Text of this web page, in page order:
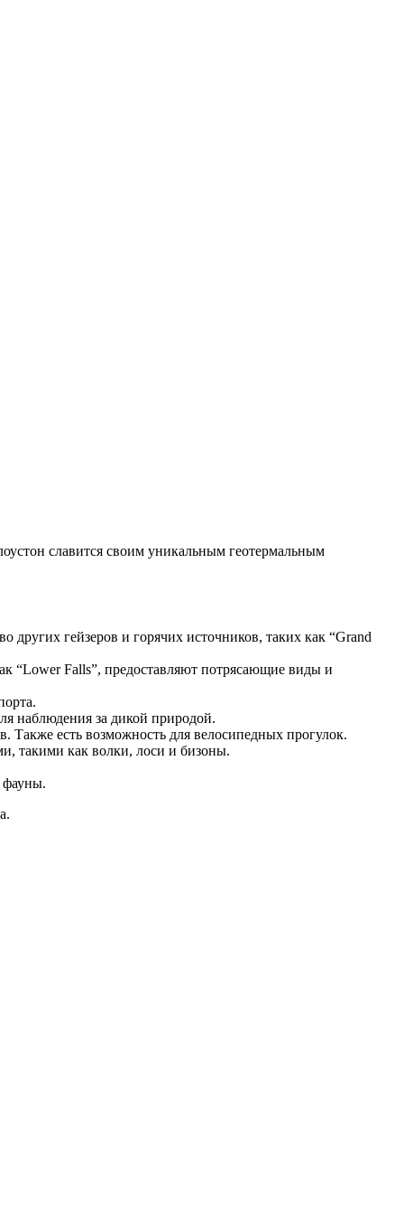
славится своим уникальным геотермальным
гейзеров и горячих источников, таких как “Grand
“Lower Falls”, предоставляют потрясающие виды и
наблюдения за дикой природой.
есть возможность для велосипедных прогулок.
такими как волки, лоси и бизоны.
фауны.